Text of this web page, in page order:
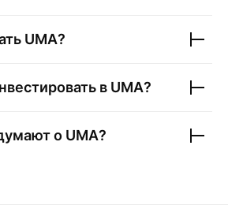
UMA?
в UMA?
о UMA?